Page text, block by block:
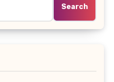
Search